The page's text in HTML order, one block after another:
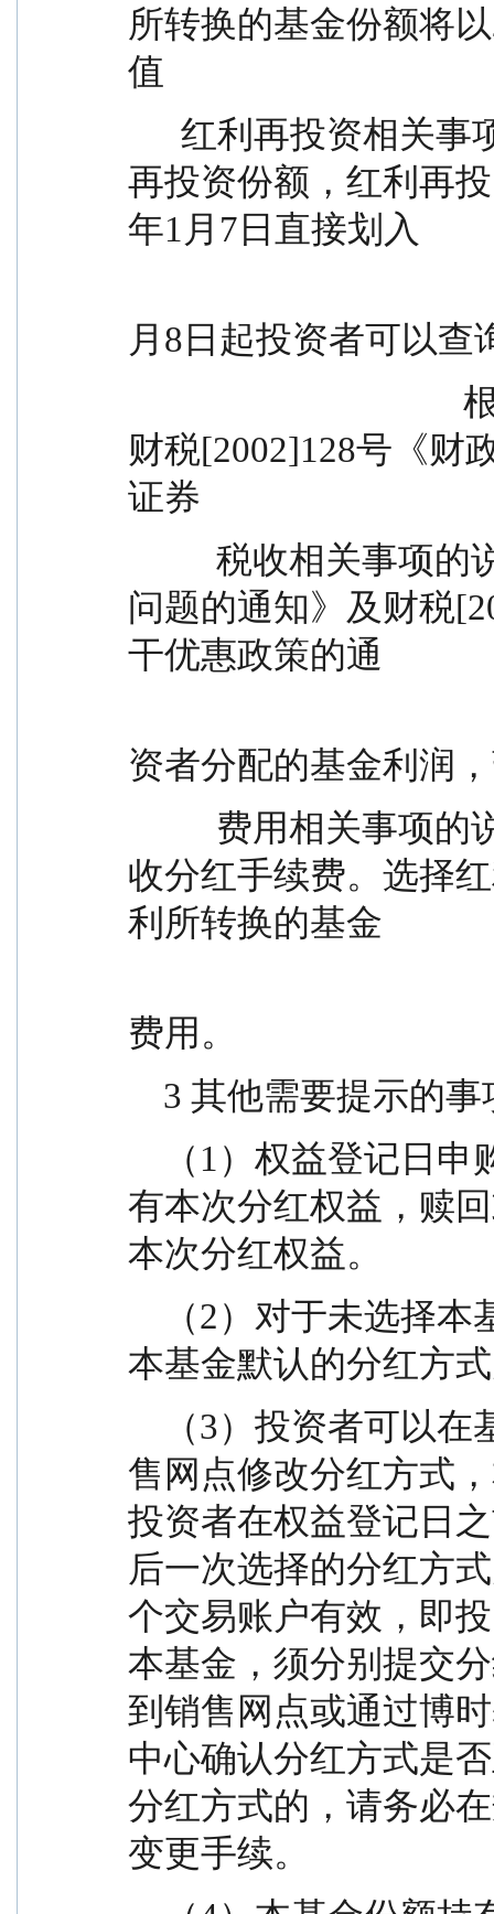
所转换的基金份额将
值
再投资份额，红利再
年1月7日直接划入
月8日起投资者可以查
财税[2002]128号《财
证券
问题的通知》及财税
干优惠政策的通
资者分配的基金利润
收分红手续费。选择
利所转换的基金
费用。
3 其他需要提示的
有本次分红权益，赎
本次分红权益。
本基金默认的分红方
售网点修改分红方式
投资者在权益登记日
后一次选择的分红方
个交易账户有效，即
本基金，须分别提交
到销售网点或通过博
中心确认分红方式是
分红方式的，请务必
变更手续。